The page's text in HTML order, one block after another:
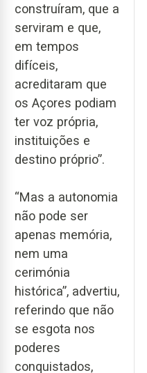
construíram, que a
serviram e que,
em tempos
difíceis,
acreditaram que
os Açores podiam
ter voz própria,
instituições e
destino próprio”.
“Mas a autonomia
não pode ser
apenas memória,
nem uma
cerimónia
histórica”, advertiu,
referindo que não
se esgota nos
poderes
conquistados,